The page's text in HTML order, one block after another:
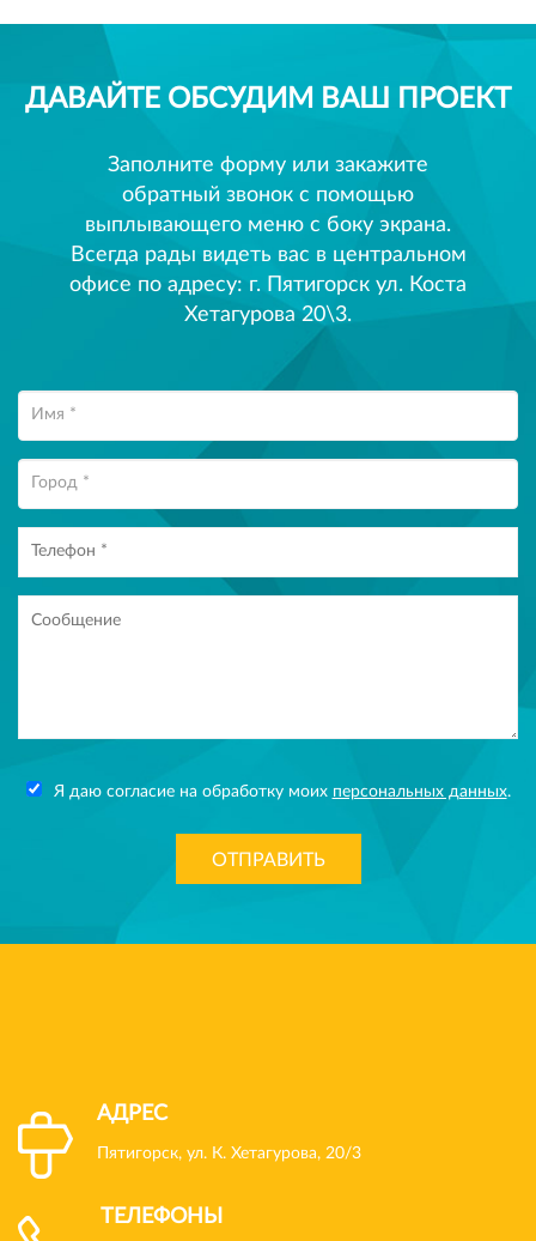
ДАВАЙТЕ ОБСУДИМ ВАШ ПРОЕКТ
Заполните форму или закажите
обратный звонок с помощью
выплывающего меню с боку экрана.
Всегда рады видеть вас в центральном
офисе по адресу: г. Пятигорск ул. Коста
Хетагурова 20\3.
Я даю согласие на обработку моих персональных данных.
ОТПРАВИТЬ
АДРЕС
Пятигорск, ул. К. Хетагурова, 20/3
ТЕЛЕФОНЫ